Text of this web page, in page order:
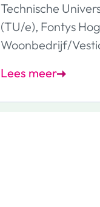
Technische
(TU/e), Fontys
Woonbedrijf/
samen de ambitie
jaar zo’n 5.400
Lees meer